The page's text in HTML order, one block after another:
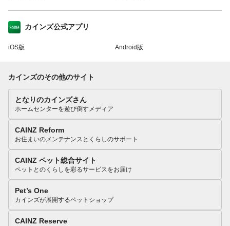
カインズ公式アプリ
iOS版 Android版
カインズのその他のサイト
となりのカインズさん
ホームセンターを遊び倒すメディア
CAINZ Reform
お住まいのメンテナンスとくらしのサポート
CAINZ ペット総合サイト
ペットとのくらしを彩るサービスをお届け
Pet’s One
カインズが展開するペットショップ
CAINZ Reserve